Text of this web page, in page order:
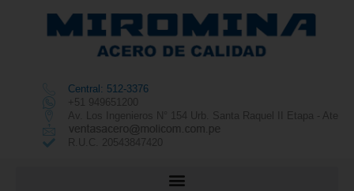
Central: 512-3376
+51 949651200
Av. Los Ingenieros N° 154 Urb. Santa Raquel II Etapa - Ate
R.U.C. 20543847420